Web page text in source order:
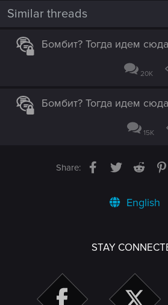
s
Similar threads
Бомбит? Тогда идем
20K
Бомбит? Тогда идем
15K
Share: Facebook
TwitterReddit
English
STAY